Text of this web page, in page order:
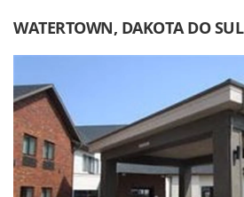
WATERTOWN, DAKOTA DO SUL